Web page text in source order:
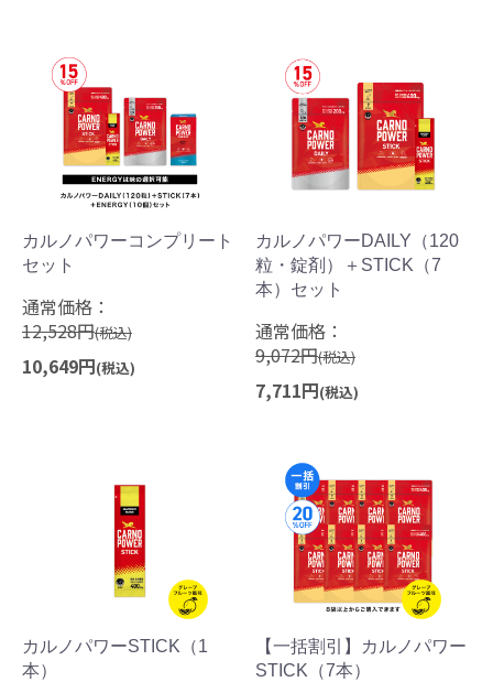
カルノパワーコンプリート
セット
通常価格：
12,528円(税込)
10,649円(税込)
カルノパワーDAILY（120
粒・錠剤）＋STICK（7
本）セット
通常価格：
9,072円(税込)
7,711円(税込)
カルノパワーSTICK（1
本）
【一括割引】カルノパワー
STICK（7本）